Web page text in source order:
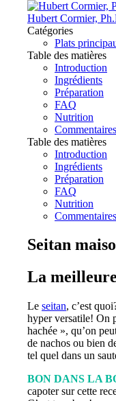
Hubert Cormier,
Catégories
Plats
Table des matières
Introduction
Ingrédients
Préparation
FAQ
Nutrition
Commentaires
Table des matières
Introduction
Ingrédients
Préparation
FAQ
Nutrition
Commentaires
Seitan
La
Le seitan, c’est
hyper versatile! On
hachée », qu’on
de nachos ou bien
tel quel dans un
BON DANS LA
capoter sur cette